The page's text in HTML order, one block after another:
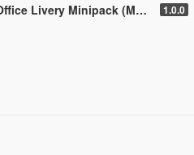
(Multnomah County, WA) 1.0.0